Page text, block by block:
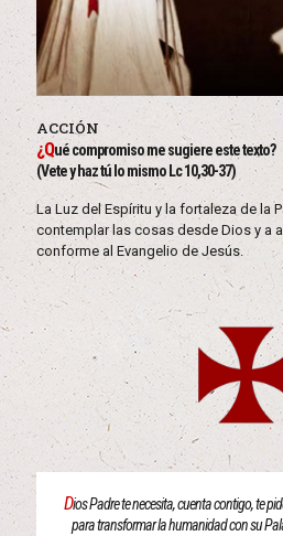
ACCIÓN
¿Qué compromiso me sugiere este texto?
(Vete y haz tú lo mismo Lc 10,30-37)
La Luz del Espíritu y la fortaleza de la
contemplar las cosas desde Dios y a
conforme al Evangelio de Jesús.
Dios Padre te necesita, cuenta contigo, te
para transformar la humanidad con su